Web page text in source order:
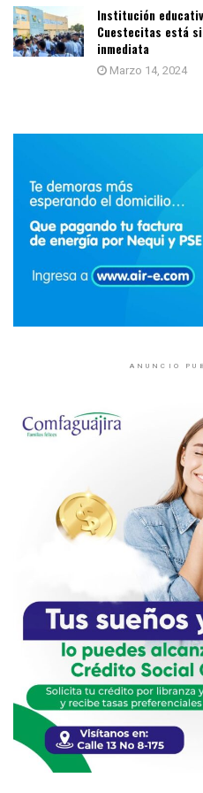
Institución
Cuestecitas está
inmediata
Marzo 14, 2024
ANUNCIO